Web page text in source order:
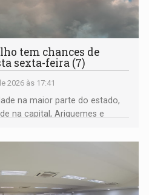
tem chances de
sexta-feira (7)
2026 às 17:41
na maior parte do estado,
na capital, Ariquemes e